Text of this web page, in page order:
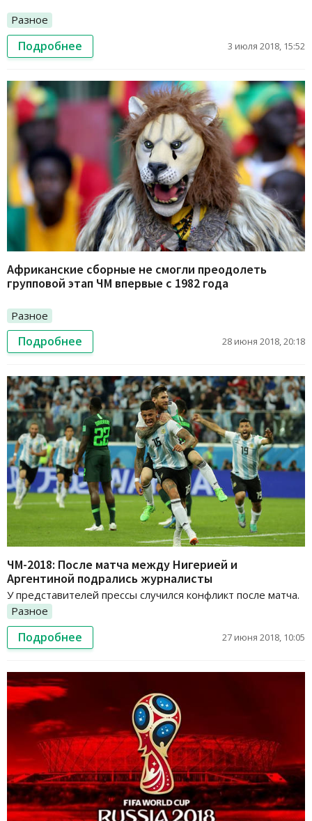
Разное
Подробнее 3 июля 2018, 15:52
Африканские сборные не смогли преодолеть
групповой этап ЧМ впервые с 1982 года
Разное
Подробнее 28 июня 2018, 20:18
ЧМ-2018: После матча между Нигерией и
Аргентиной подрались журналисты
У представителей прессы случился конфликт после матча.
Разное
Подробнее 27 июня 2018, 10:05